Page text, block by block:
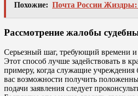
Похожие: Почта России Жиздры:
Рассмотрение жалобы
Серьезный шаг, требующий времени и
Этот способ лучше задействовать в
примеру, когда служащие
вас возможности получить
подачи заявления следует